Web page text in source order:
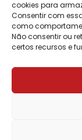
cookies para
Consentir com
como
Não consentir ou
certos recursos e
© Copyright